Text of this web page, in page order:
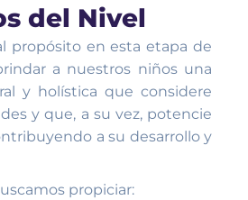
del Nivel
propósito en esta etapa de
a nuestros niños una
y holística que considere
y que, a su vez, potencie
a su desarrollo y
propiciar: